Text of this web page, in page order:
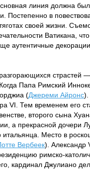
линия должна
Постепенно в
своей жизни.
Ватикана,
аутентичные
страстей
Папа Римский
(Джереми Айронс).
VI. Тем временем его
второго сына
а прекрасной дочери
итальянца. Место в
Вербеек). Александр
римско-
кардинал Джулиано